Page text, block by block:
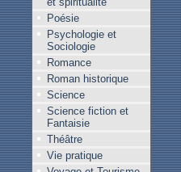
Poésie
Psychologie et
Sociologie
Romance
Roman historique
Science
Science fiction et
Fantaisie
Théâtre
Vie pratique